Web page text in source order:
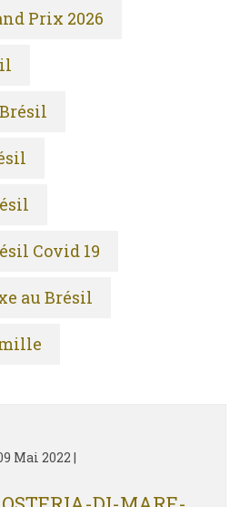
Prix 2026
Covid 19
au Brésil
Mai 2022 |